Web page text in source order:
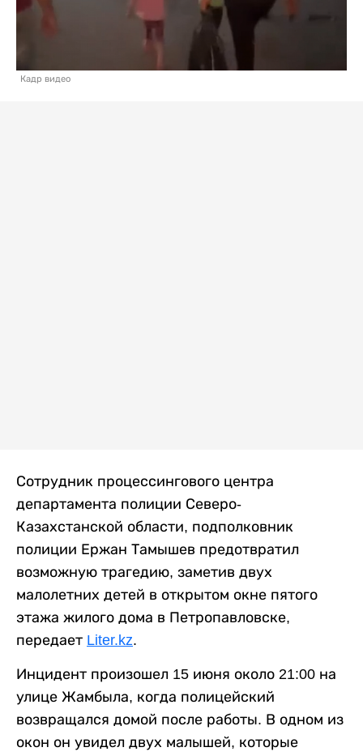
Кадр видео
Сотрудник процессингового центра
департамента полиции Северо-
Казахстанской области, подполковник
полиции Ержан Тамышев предотвратил
возможную трагедию, заметив двух
малолетних детей в открытом окне пятого
этажа жилого дома в Петропавловске,
передает Liter.kz.
Инцидент произошел 15 июня около 21:00 на
улице Жамбыла, когда полицейский
возвращался домой после работы. В одном из
окон он увидел двух малышей, которые